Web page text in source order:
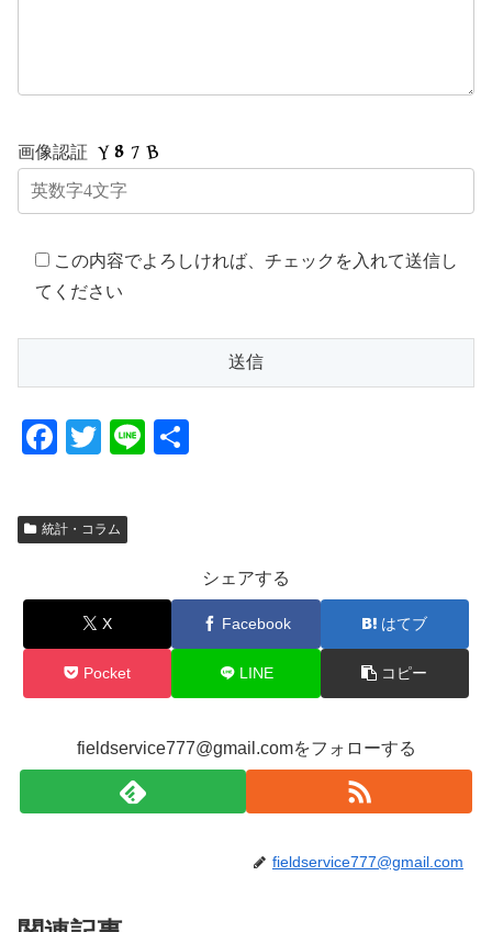
画像認証
この内容でよろしければ、チェックを入れて送信し
てください
F
c
e
o
o
k
T
tt
er
Li
統計・コラム
シェアする
X Facebook はてブ
Pocket LINE コピー
fieldservice777@gmail.comをフォローする
fieldservice777@gmail.com